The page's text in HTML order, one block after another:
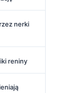
nerki
reniny